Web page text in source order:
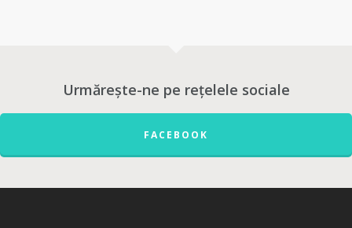
Urmărește-ne pe rețelele sociale
FACEBOOK